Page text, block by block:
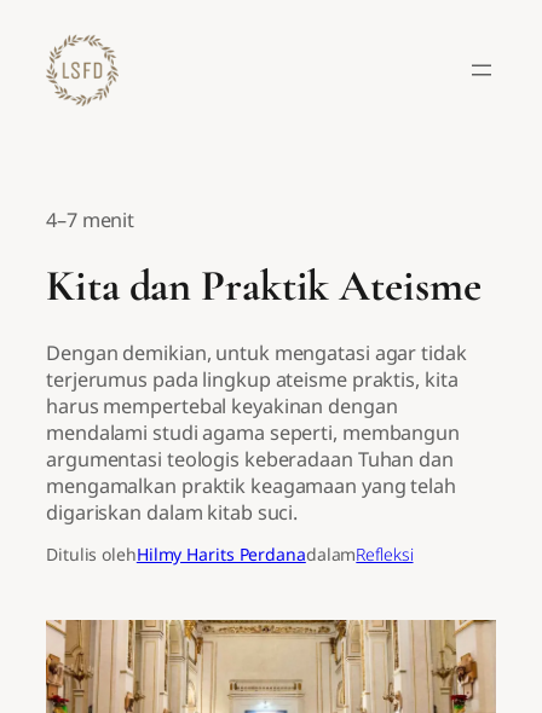
konten
4–7 menit
Kita dan Praktik Ateisme
Dengan demikian, untuk mengatasi agar tidak
terjerumus pada lingkup ateisme praktis, kita
harus mempertebal keyakinan dengan
mendalami studi agama seperti, membangun
argumentasi teologis keberadaan Tuhan dan
mengamalkan praktik keagamaan yang telah
digariskan dalam kitab suci.
Ditulis olehHilmy Harits PerdanadalamRefleksi